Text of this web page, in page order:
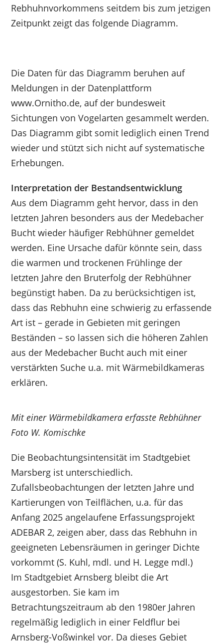
Rebhuhnvorkommens seitdem bis zum jetzigen
Zeitpunkt zeigt das folgende Diagramm.
Die Daten für das Diagramm beruhen auf
Meldungen in der Datenplattform
www.Ornitho.de, auf der bundesweit
Sichtungen von Vogelarten gesammelt werden.
Das Diagramm gibt somit lediglich einen Trend
wieder und stützt sich nicht auf systematische
Erhebungen.
Interpretation der Bestandsentwicklung
Aus dem Diagramm geht hervor, dass in den
letzten Jahren besonders aus der Medebacher
Bucht wieder häufiger Rebhühner gemeldet
werden. Eine Ursache dafür könnte sein, dass
die warmen und trockenen Frühlinge der
letzten Jahre den Bruterfolg der Rebhühner
begünstigt haben. Da zu berücksichtigen ist,
dass das Rebhuhn eine schwierig zu erfassende
Art ist – gerade in Gebieten mit geringen
Beständen – so lassen sich die höheren Zahlen
aus der Medebacher Bucht auch mit einer
verstärkten Suche u.a. mit Wärmebildkameras
erklären.
Mit einer Wärmebildkamera erfasste Rebhühner
Foto W. Komischke
Die Beobachtungsintensität im Stadtgebiet
Marsberg ist unterschiedlich.
Zufallsbeobachtungen der letzten Jahre und
Kartierungen von Teilflächen, u.a. für das
Anfang 2025 angelaufene Erfassungsprojekt
ADEBAR 2, zeigen aber, dass das Rebhuhn in
geeigneten Lebensräumen in geringer Dichte
vorkommt (S. Kuhl, mdl. und H. Legge mdl.)
Im Stadtgebiet Arnsberg bleibt die Art
ausgestorben. Sie kam im
Betrachtungszeitraum ab den 1980er Jahren
regelmäßig lediglich in einer Feldflur bei
Arnsberg-Voßwinkel vor. Da dieses Gebiet